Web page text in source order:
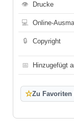
👁 Drucke
💻 Online-
🔒 Copyright
📅 Hinzugefügt
☆Zu